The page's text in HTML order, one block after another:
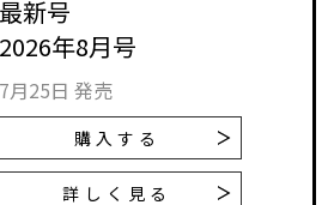
最新号
2026年8月号
7月25日 発売
購入する
詳しく見る